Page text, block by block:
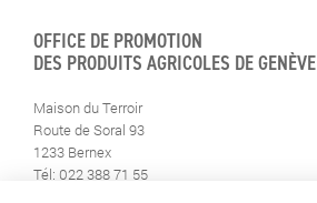
OFFICE DE PROMOTION
DES PRODUITS AGRICOLES DE GENÈVE
Maison du Terroir
Route de Soral 93
1233 Bernex
Tél: 022 388 71 55